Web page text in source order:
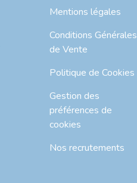
Mentions légales
Conditions Générales
de Vente
Politique de Cookies
Gestion des
préférences de
cookies
Nos recrutements